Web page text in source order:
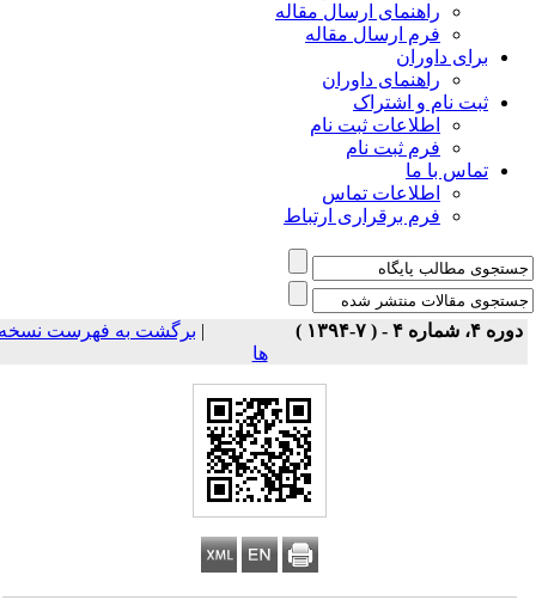
راهنمای ارسال مقاله
فرم ارسال مقاله
برای داوران
راهنمای داوران
ثبت نام و اشتراک
اطلاعات ثبت نام
فرم ثبت نام
تماس با ما
اطلاعات تماس
فرم برقراری ارتباط
دوره ۴، شماره ۴ - ( ۷-۱۳۹۴ )
برگشت به فهرست نسخه
ها